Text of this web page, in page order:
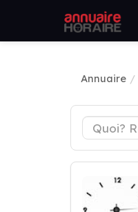
Annuaire